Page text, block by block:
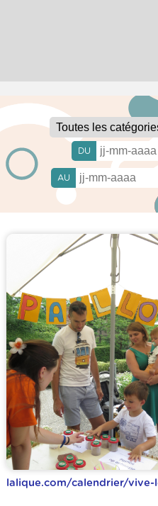
DU
AU
lalique.com/calendrier/vive-